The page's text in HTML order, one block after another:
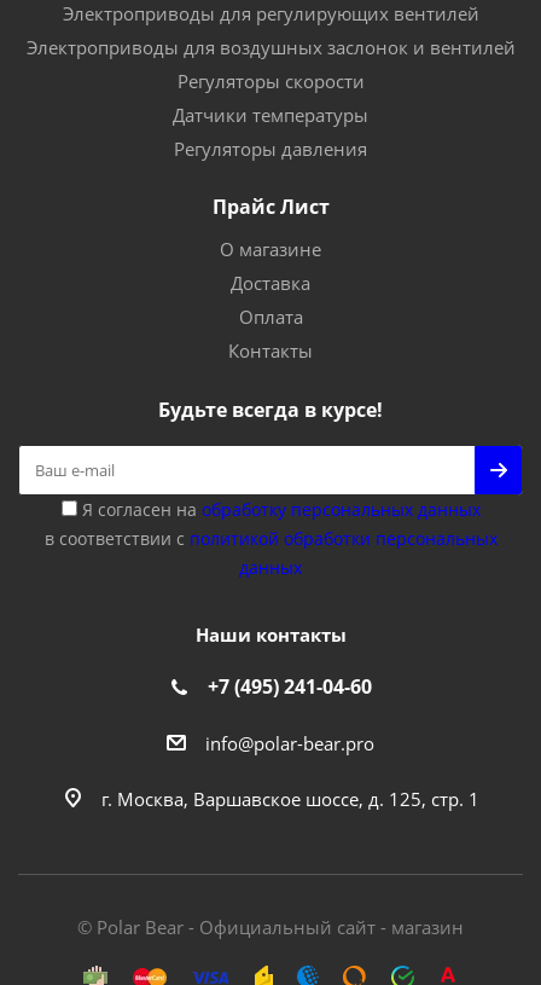
Электроприводы для регулирующих вентилей
Электроприводы для воздушных заслонок и вентилей
Регуляторы скорости
Датчики температуры
Регуляторы давления
Прайс Лист
О магазине
Доставка
Оплата
Контакты
Будьте всегда в курсе!
Я согласен на обработку персональных данных
в соответствии с политикой обработки персональных
данных
Наши контакты
+7 (495) 241-04-60
info@polar-bear.pro
г. Москва, Варшавское шоссе, д. 125, стр. 1
© Polar Bear - Официальный сайт - магазин